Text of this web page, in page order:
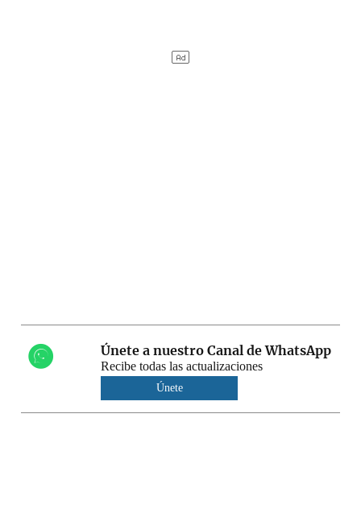
Únete a nuestro Canal de WhatsApp
Recibe todas las actualizaciones
Únete